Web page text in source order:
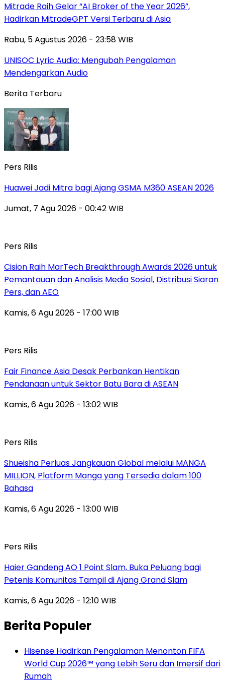
Mitrade Raih Gelar “AI Broker of the Year 2026”,
Hadirkan MitradeGPT Versi Terbaru di Asia
Rabu, 5 Agustus 2026 - 23:58 WIB
UNISOC Lyric Audio: Mengubah Pengalaman
Mendengarkan Audio
Berita Terbaru
Pers Rilis
Huawei Jadi Mitra bagi Ajang GSMA M360 ASEAN 2026
Jumat, 7 Agu 2026 - 00:42 WIB
Pers Rilis
Cision Raih MarTech Breakthrough Awards 2026 untuk
Pemantauan dan Analisis Media Sosial, Distribusi Siaran
Pers, dan AEO
Kamis, 6 Agu 2026 - 17:00 WIB
Pers Rilis
Fair Finance Asia Desak Perbankan Hentikan
Pendanaan untuk Sektor Batu Bara di ASEAN
Kamis, 6 Agu 2026 - 13:02 WIB
Pers Rilis
Shueisha Perluas Jangkauan Global melalui MANGA
MILLION, Platform Manga yang Tersedia dalam 100
Bahasa
Kamis, 6 Agu 2026 - 13:00 WIB
Pers Rilis
Haier Gandeng AO 1 Point Slam, Buka Peluang bagi
Petenis Komunitas Tampil di Ajang Grand Slam
Kamis, 6 Agu 2026 - 12:10 WIB
Berita Populer
Hisense Hadirkan Pengalaman Menonton FIFA
World Cup 2026™ yang Lebih Seru dan Imersif dari
Rumah